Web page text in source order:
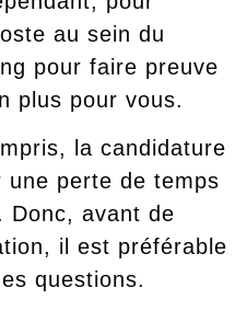
au sein du
pour faire preuve
plus pour vous.
la candidature
perte de temps
Donc, avant de
il est préférable
questions.